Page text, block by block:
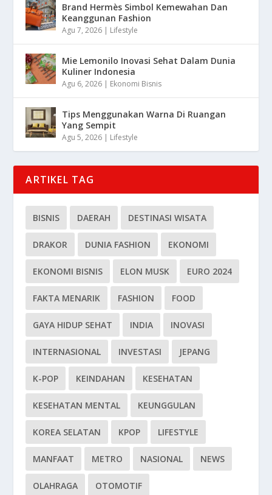
Brand Hermès Simbol Kemewahan Dan
Keanggunan Fashion
Agu 7, 2026 | Lifestyle
Mie Lemonilo Inovasi Sehat Dalam Dunia
Kuliner Indonesia
Agu 6, 2026 | Ekonomi Bisnis
Tips Menggunakan Warna Di Ruangan
Yang Sempit
Agu 5, 2026 | Lifestyle
ARTIKEL TAG
BISNIS DAERAH DESTINASI WISATA
DRAKOR DUNIA FASHION EKONOMI
EKONOMI BISNIS ELON MUSK EURO 2024
FAKTA MENARIK FASHION FOOD
GAYA HIDUP SEHAT INDIA INOVASI
INTERNASIONAL INVESTASI JEPANG
K-POP KEINDAHAN KESEHATAN
KESEHATAN MENTAL KEUNGGULAN
KOREA SELATAN KPOP LIFESTYLE
MANFAAT METRO NASIONAL NEWS
OLAHRAGA OTOMOTIF